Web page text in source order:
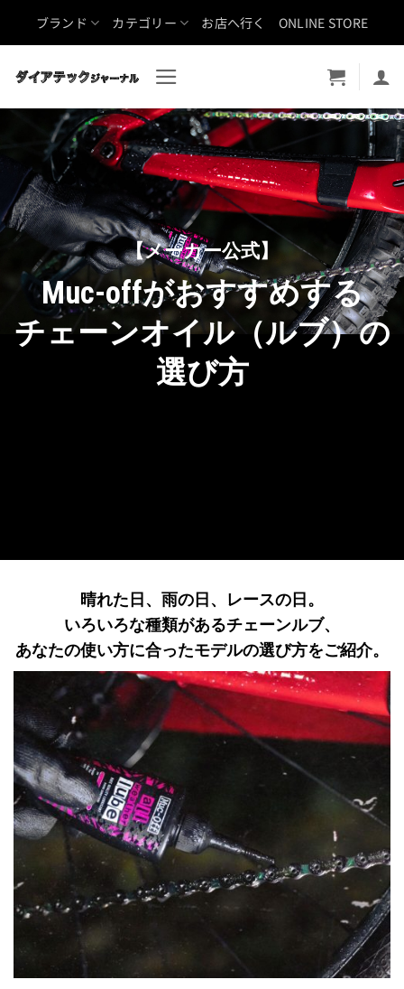
ブランド カテゴリー お店へ行く ONLINE STORE
【メーカー公式】
Muc-offがおすすめする
チェーンオイル（ルブ）の
選び方
晴れた日、雨の日、レースの日。
いろいろな種類があるチェーンルブ、
あなたの使い方に合ったモデルの選び方をご紹介。